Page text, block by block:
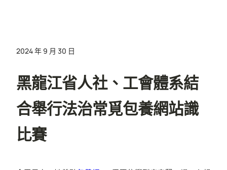
2024 年 9 月 30 日
黑龍江省人社、工會體系結
合舉行法治常覓包養網站識
比賽